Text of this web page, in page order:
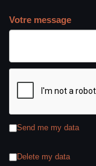
Votre message
Send me my data
Delete my data